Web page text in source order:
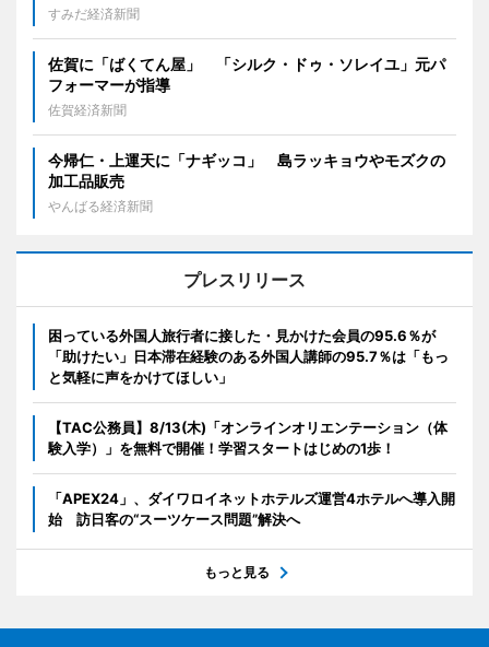
すみだ経済新聞
佐賀に「ばくてん屋」 「シルク・ドゥ・ソレイユ」元パ
フォーマーが指導
佐賀経済新聞
今帰仁・上運天に「ナギッコ」 島ラッキョウやモズクの
加工品販売
やんばる経済新聞
プレスリリース
困っている外国人旅行者に接した・見かけた会員の95.6％が
「助けたい」日本滞在経験のある外国人講師の95.7％は「もっ
と気軽に声をかけてほしい」
【TAC公務員】8/13(木)「オンラインオリエンテーション（体
験入学）」を無料で開催！学習スタートはじめの1歩！
「APEX24」、ダイワロイネットホテルズ運営4ホテルへ導入開
始 訪日客の“スーツケース問題”解決へ
もっと見る